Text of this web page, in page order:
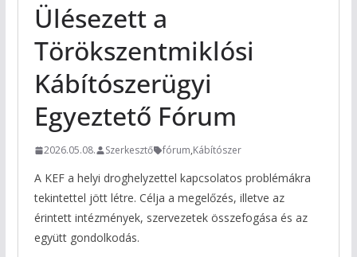
Ülésezett a
Törökszentmiklósi
Kábítószerügyi
Egyeztető Fórum
2026.05.08. Szerkesztő fórum,Kábítószer
A KEF a helyi droghelyzettel kapcsolatos problémákra
tekintettel jött létre. Célja a megelőzés, illetve az
érintett intézmények, szervezetek összefogása és az
együtt gondolkodás.